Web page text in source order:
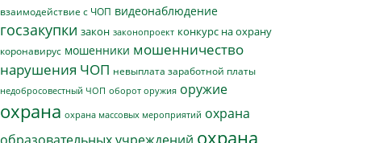
взаимодействие с ЧОП видеонаблюдение
госзакупки закон законопроект конкурс на охрану
коронавирус мошенники мошенничество
нарушения ЧОП невыплата заработной платы
недобросовестный ЧОП оборот оружия оружие
охрана охрана массовых мероприятий охрана
охрана